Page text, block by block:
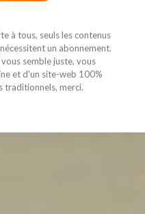
à tous, seuls les contenus
un abonnement.
semble juste, vous
et d'un site-web 100%
traditionnels, merci.